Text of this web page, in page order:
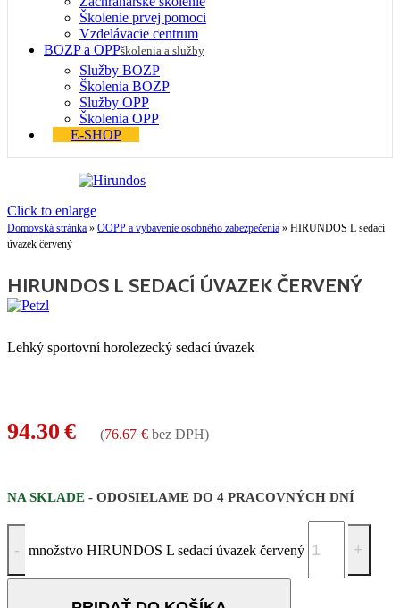
Školenie prvej pomoci
Vzdelávacie centrum
BOZP a OPPškolenia a služby
Služby BOZP
Školenia BOZP
Služby OPP
Školenia OPP
E-SHOP
Click to enlarge
Domovská stránka » OOPP a vybavenie osobného zabezpečenia » HIRUNDOS L sedací
úvazek červený
HIRUNDOS L SEDACÍ ÚVAZEK ČERVENÝ
Lehký sportovní horolezecký sedací úvazek
94.30 € (76.67 € bez DPH)
NA SKLADE - ODOSIELAME DO 4 PRACOVNÝCH DNÍ
množstvo HIRUNDOS L sedací úvazek červený